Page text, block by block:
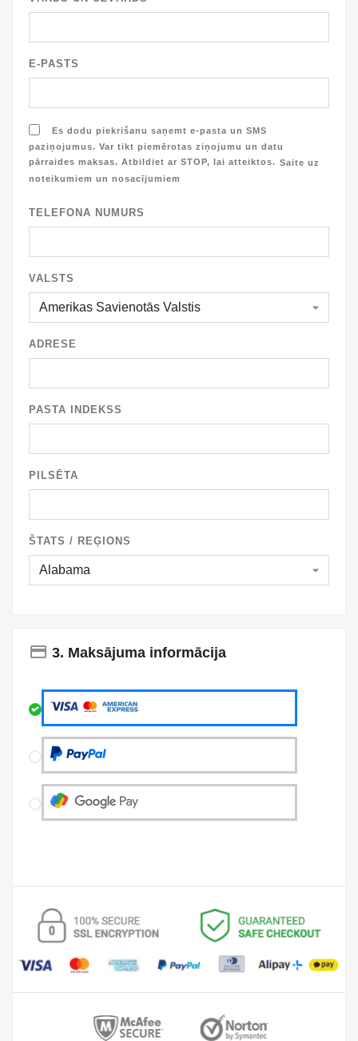
E-PASTS
Es dodu piekrišanu saņemt e-pasta un SMS
paziņojumus. Var tikt piemērotas ziņojumu un datu
pārraides maksas. Atbildiet ar STOP, lai atteiktos. Saite uz
noteikumiem un nosacījumiem
TELEFONA NUMURS
VALSTS
ADRESE
PASTA INDEKSS
PILSĒTA
ŠTATS / REĢIONS
payment 3. Maksājuma informācija